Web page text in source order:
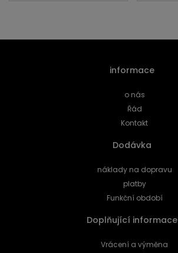
informace
o nás
Řád
Kontakt
Dodávka
náklady na dopravu
platby
Funkční období
Doplňující informace
Vrácení a výměna